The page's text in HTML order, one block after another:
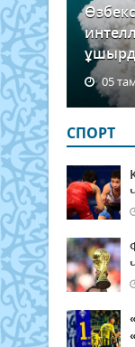
05
СПОРТ